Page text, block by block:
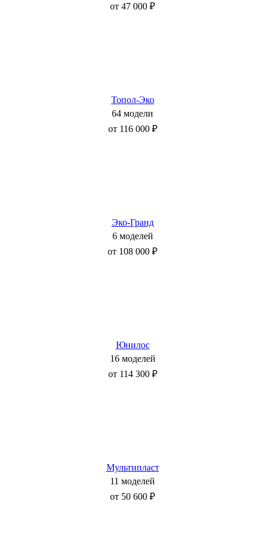
от 47 000 ₽
Топол-Эко
64 модели
от 116 000 ₽
Эко-Гранд
6 моделей
от 108 000 ₽
Юнилос
16 моделей
от 114 300 ₽
Мультипласт
11 моделей
от 50 600 ₽